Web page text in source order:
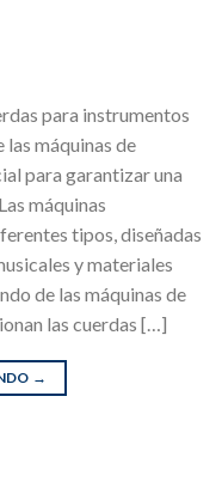
para instrumentos
las máquinas de
para garantizar una
máquinas
tipos, diseñadas
y materiales
de las máquinas de
las cuerdas […]
→